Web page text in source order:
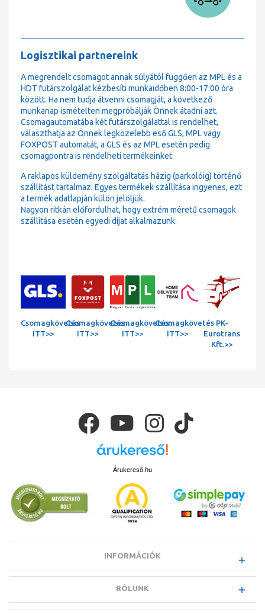
Logisztikai partnereink
A megrendelt csomagot annak súlyától függően az MPL és a
HDT futárszolgálat kézbesíti munkaidőben 8:00-17:00 óra
között. Ha nem tudja átvenni csomagját, a következő
munkanap ismételten megpróbálják Önnek átadni azt.
Csomagautomatába két futárszolgálattal is rendelhet,
választhatja az Önnek legközelebb eső GLS, MPL vagy
FOXPOST automatát, a GLS és az MPL esetén pedig
csomagpontra is rendelheti termékeinket.
A raklapos küldemény szolgáltatás házig (parkolóig) történő
szállítást tartalmaz. Egyes termékek szállítása ingyenes, ezt
a termék adatlapján külön jelöljük.
Nagyon ritkán előfordulhat, hogy extrém méretű csomagok
szállítása esetén egyedi díjat alkalmazunk.
Csomagkövetés
ITT>>
Csomagkövetés
ITT>>
Csomagkövetés
ITT>>
Csomagkövetés
ITT>>
PK-
Eurotrans
Kft.>>
Árukereső.hu
INFORMÁCIÓK
RÓLUNK